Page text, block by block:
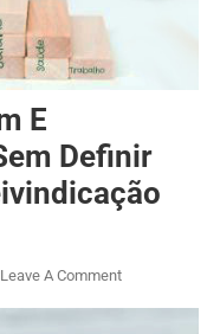
E
Definir
Leave A Comment